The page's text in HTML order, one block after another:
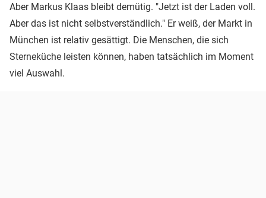
Aber Markus Klaas bleibt demütig. "Jetzt ist der Laden voll.
Aber das ist nicht selbstverständlich." Er weiß, der Markt in
München ist relativ gesättigt. Die Menschen, die sich
Sterneküche leisten können, haben tatsächlich im Moment
viel Auswahl.